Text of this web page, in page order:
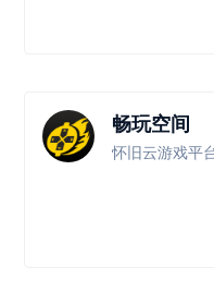
畅玩空间
怀旧云游戏平